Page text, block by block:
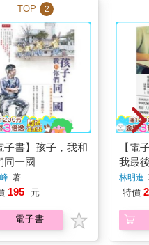
TOP 2
子書】孩子，我和
同一國
著
195 元
電子書
【電
我最
林明進
特價